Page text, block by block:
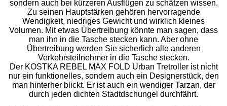
sondern auch bei kürzeren Ausflügen zu schätzen wissen.
Zu seinen Hauptstärken gehören hervorragende
Wendigkeit, niedriges Gewicht und wirklich kleines
Volumen. Mit etwas Übertreibung könnte man sagen, dass
man ihn in die Tasche stecken kann. Aber ohne
Übertreibung werden Sie sicherlich alle anderen
Verkehrsteilnehmer in die Tasche stecken.
Der KOSTKA REBEL MAX FOLD Urban Tretroller ist nicht
nur ein funktionelles, sondern auch ein Designerstück, den
man hinterher blickt. Er ist auch ein wendiger Tarzan, der
durch jeden dichten Stadtdschungel durchfährt.